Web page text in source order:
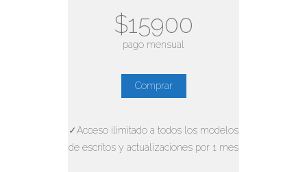
$15900
pago mensual
Comprar
✓Acceso ilimitado a todos los modelos
de escritos y actualizaciones por 1 mes